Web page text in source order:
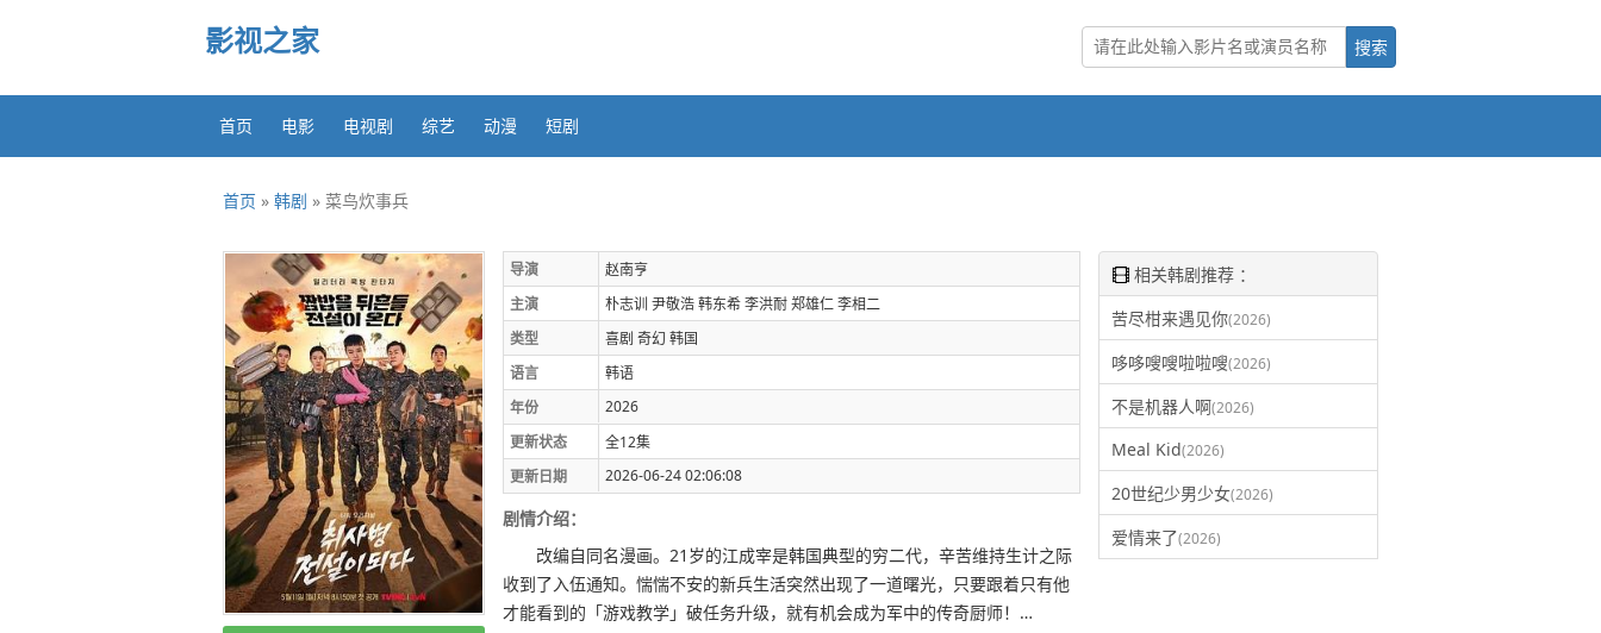
影视之家
首页 电影 电视剧 综艺 动漫 短剧
首页 » 韩剧 » 菜鸟炊事兵
导演
赵南亨
主演
朴志训 尹敬浩韩东希李洪耐郑雄仁李相二
类型
喜剧 奇幻 韩国
语言
韩语
年份
2026
更新状态
全12集
更新日期
2026-06-24 02:06:08
剧情介绍：
改编自同名漫画。21岁的江成宰是韩国典型的穷二代，辛苦维持生计之际
收到了入伍通知。惴惴不安的新兵生活突然出现了一道曙光，只要跟着只有他
才能看到的「游戏教学」破任务升级，就有机会成为军中的传奇厨师！…
相关韩剧推荐 ：
苦尽柑来遇见你(2026)
哆哆嗖嗖啦啦嗖(2026)
不是机器人啊(2026)
Meal Kid(2026)
20世纪少男少女(2026)
爱情来了(2026)